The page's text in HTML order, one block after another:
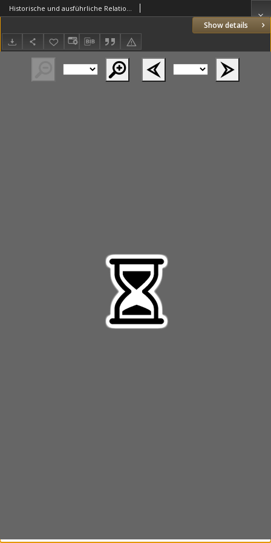
Show details
Historische und ausführliche Relation von dem Befängniss und Tode Casimiri Liszczynsky Podsedeck Brzeski weyland[?] eines Polnischen von Adel, welcher am 15 Febr[uar] itzlaufenden Jahres 1689 vor dem Königl[ichen] Seant auff dem Reichs-Tage zu Warschau wegen des Atheismi wegenklagent überzeuget und zum Tode verdammet, den 30 Mart[ii] aber enthauptet und verbrand worden; diesem sind auch beygefüget zwei Grab-Schriften desselben, deren eine Er selbst, die zweite aber ein anderer Polnischer von Adel auffgesetzet